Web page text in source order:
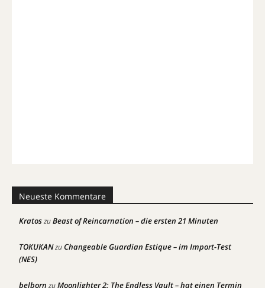
Neueste Kommentare
KratoszuBeast of Reincarnation – die ersten 21 Minuten
TOKUKANzuChangeable Guardian Estique – im Import-Test
(NES)
belborn zuMoonlighter 2: The Endless Vault – hat einen Termin